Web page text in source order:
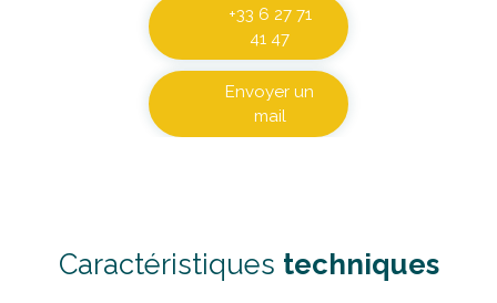
+33 6 27 71
41 47
Envoyer un
mail
Caractéristiques techniques